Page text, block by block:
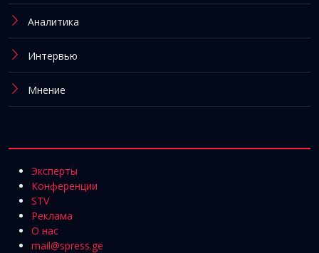
Аналитика
Интервью
Мнение
Эксперты
Конференции
STV
Реклама
О нас
mail@spress.ge